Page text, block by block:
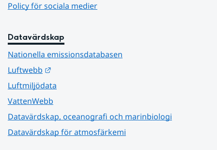
Policy för sociala medier
Datavärdskap
Nationella emissionsdatabasen
Luftwebb
Luftmiljödata
VattenWebb
Datavärdskap, oceanografi och marinbiologi
Datavärdskap för atmosfärkemi